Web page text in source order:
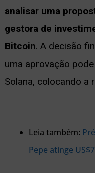
analisar uma
gestora de
Bitcoin. A decisão
uma aprovação
Solana, colocando a
Leia também:
Pepe atinge